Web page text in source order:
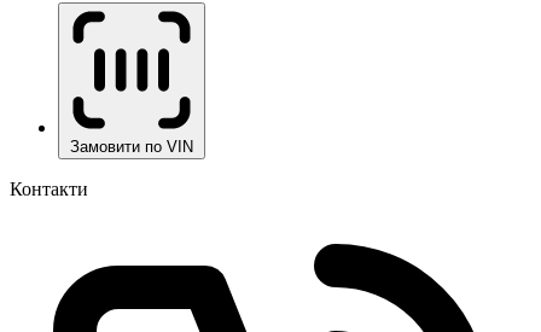
Замовити по VIN
Контакти